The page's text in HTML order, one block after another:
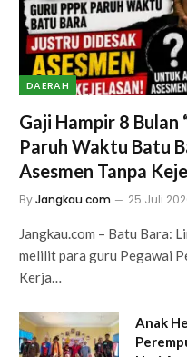
DAERAH
Gaji Hampir 8 Bulan
Paruh Waktu Batu
Asesmen Tanpa
ByJangkau.com 25 Juli
Jangkau.com – Batu Bara:
melilit para guru Pegawai
Kerja…
Anak